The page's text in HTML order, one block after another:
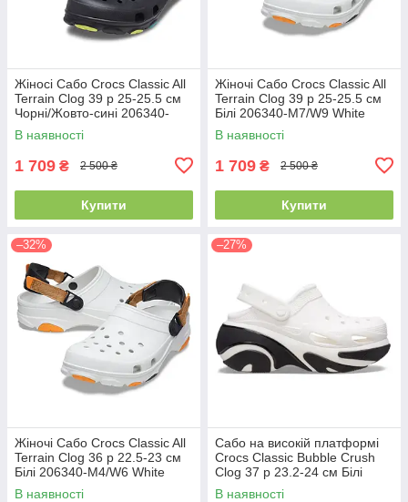
Жіносі Сабо Crocs Classic All
Terrain Clog 39 р 25-25.5 см
Чорні/Жовто-сині 206340-
M7/W9 Black/Multi
В наявності
1 709 ₴ 2 500 ₴
Купити
Жіночі Сабо Crocs Classic All
Terrain Clog 39 р 25-25.5 см
Білі 206340-M7/W9 White
В наявності
1 709 ₴ 2 500 ₴
Купити
–32%
Жіночі Сабо Crocs Classic All
Terrain Clog 36 р 22.5-23 см
Білі 206340-M4/W6 White
В наявності
–27%
Сабо на високій платформі
Crocs Classic Bubble Crush
Clog 37 р 23.2-24 см Білі
210061-100-M5/W7 White
В наявності